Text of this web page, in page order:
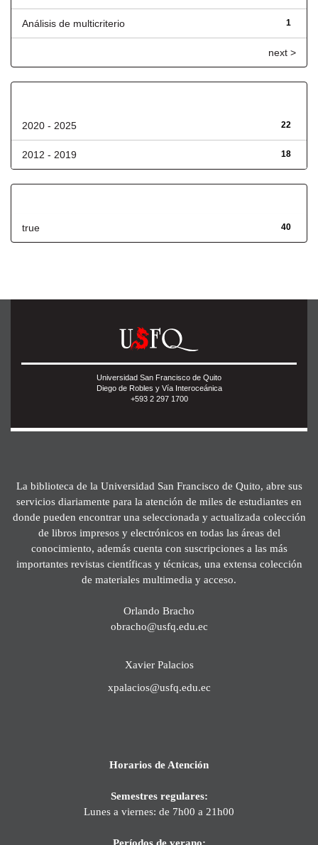
1
Análisis de multicriterio
next >
22
2020 - 2025
18
2012 - 2019
40
true
Universidad San Francisco de Quito
Diego de Robles y Vía Interoceánica
+593 2 297 1700
La biblioteca de la Universidad San Francisco de Quito, abre sus
servicios diariamente para la atención de miles de estudiantes en
donde pueden encontrar una seleccionada y actualizada colección
de libros impresos y electrónicos en todas las áreas del
conocimiento, además cuenta con suscripciones a las más
importantes revistas científicas y técnicas, una extensa colección
de materiales multimedia y acceso.
Orlando Bracho
obracho@usfq.edu.ec
Xavier Palacios
xpalacios@usfq.edu.ec
Horarios de Atención
Semestres regulares:
Lunes a viernes: de 7h00 a 21h00
Períodos de verano: